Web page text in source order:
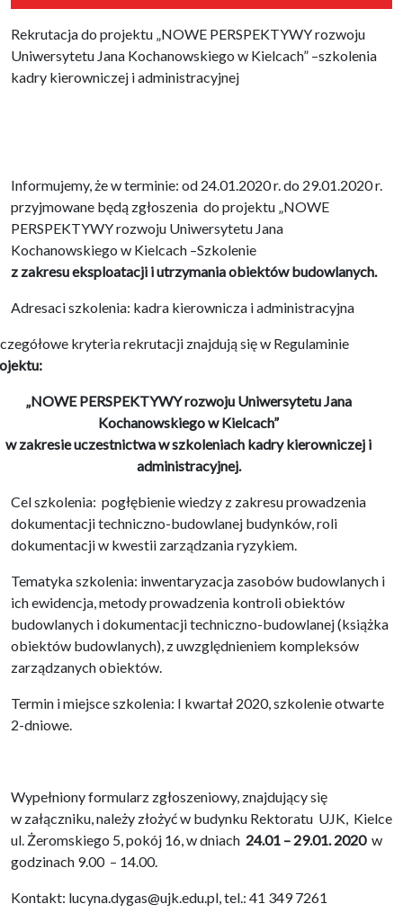
Rekrutacja do projektu „NOWE PERSPEKTYWY rozwoju
Uniwersytetu Jana Kochanowskiego w Kielcach” –szkolenia
kadry kierowniczej i administracyjnej
Informujemy, że w terminie: od 24.01.2020 r. do 29.01.2020 r.
przyjmowane będą zgłoszenia do projektu „NOWE
PERSPEKTYWY rozwoju Uniwersytetu Jana
Kochanowskiego w Kielcach –Szkolenie
z zakresu eksploatacji i utrzymania obiektów budowlanych.
Adresaci szkolenia: kadra kierownicza i administracyjna
kryteria rekrutacji znajdują się w Regulaminie
„NOWE PERSPEKTYWY rozwoju Uniwersytetu Jana
Kochanowskiego w Kielcach”
w zakresie uczestnictwa w szkoleniach kadry kierowniczej i
administracyjnej.
Cel szkolenia: pogłębienie wiedzy z zakresu prowadzenia
dokumentacji techniczno-budowlanej budynków, roli
dokumentacji w kwestii zarządzania ryzykiem.
Tematyka szkolenia: inwentaryzacja zasobów budowlanych i
ich ewidencja, metody prowadzenia kontroli obiektów
budowlanych i dokumentacji techniczno-budowlanej (książka
obiektów budowlanych), z uwzględnieniem kompleksów
zarządzanych obiektów.
Termin i miejsce szkolenia: I kwartał 2020, szkolenie otwarte
2-dniowe.
Wypełniony formularz zgłoszeniowy, znajdujący się
w załączniku, należy złożyć w budynku Rektoratu UJK, Kielce
ul. Żeromskiego 5, pokój 16, w dniach 24.01 – 29.01.2020w
godzinach 9.00 – 14.00.
Kontakt: lucyna.dygas@ujk.edu.pl, tel.: 41 349 7261